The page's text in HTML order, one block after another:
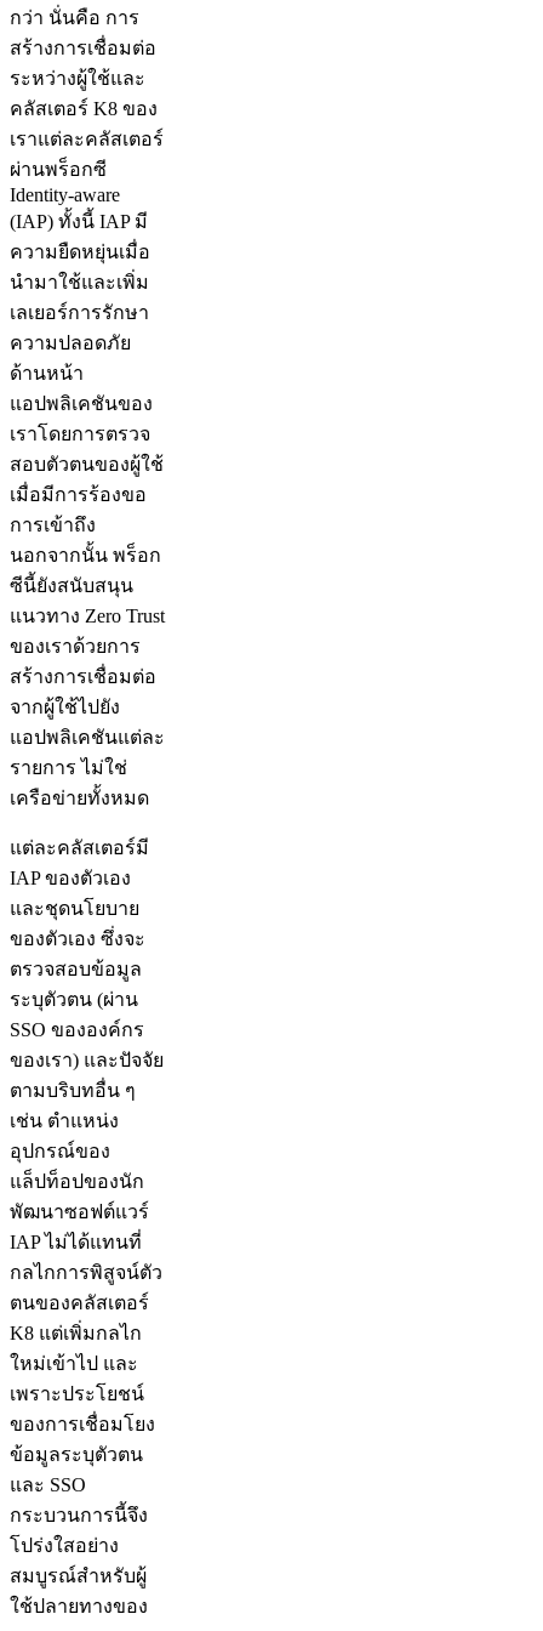
กว่า นั่นคือ การ
สร้างการเชื่อมต่อ
ระหว่างผู้ใช้และ
คลัสเตอร์ K8 ของ
เราแต่ละคลัสเตอร์
ผ่านพร็อกซี
Identity-aware
(IAP) ทั้งนี้ IAP มี
ความยืดหยุ่นเมื่อ
นำมาใช้และเพิ่ม
เลเยอร์การรักษา
ความปลอดภัย
ด้านหน้า
แอปพลิเคชันของ
เราโดยการตรวจ
สอบตัวตนของผู้ใช้
เมื่อมีการร้องขอ
การเข้าถึง
นอกจากนั้น พร็อก
ซีนี้ยังสนับสนุน
แนวทาง Zero Trust
ของเราด้วยการ
สร้างการเชื่อมต่อ
จากผู้ใช้ไปยัง
แอปพลิเคชันแต่ละ
รายการ ไม่ใช่
เครือข่ายทั้งหมด
แต่ละคลัสเตอร์มี
IAP ของตัวเอง
และชุดนโยบาย
ของตัวเอง ซึ่งจะ
ตรวจสอบข้อมูล
ระบุตัวตน (ผ่าน
SSO ขององค์กร
ของเรา) และปัจจัย
ตามบริบทอื่น ๆ
เช่น ตำแหน่ง
อุปกรณ์ของ
แล็ปท็อปของนัก
พัฒนาซอฟต์แวร์
IAP ไม่ได้แทนที่
กลไกการพิสูจน์ตัว
ตนของคลัสเตอร์
K8 แต่เพิ่มกลไก
ใหม่เข้าไป และ
เพราะประโยชน์
ของการเชื่อมโยง
ข้อมูลระบุตัวตน
และ SSO
กระบวนการนี้จึง
โปร่งใสอย่าง
สมบูรณ์สำหรับผู้
ใช้ปลายทางของ